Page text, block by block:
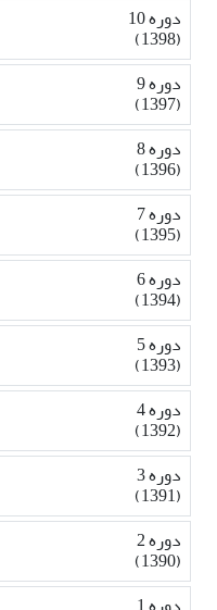
دوره 10
(1398)
دوره 9
(1397)
دوره 8
(1396)
دوره 7
(1395)
دوره 6
(1394)
دوره 5
(1393)
دوره 4
(1392)
دوره 3
(1391)
دوره 2
(1390)